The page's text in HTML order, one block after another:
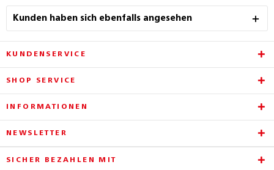
Kunden haben sich ebenfalls angesehen
KUNDENSERVICE
SHOP SERVICE
INFORMATIONEN
NEWSLETTER
SICHER BEZAHLEN MIT